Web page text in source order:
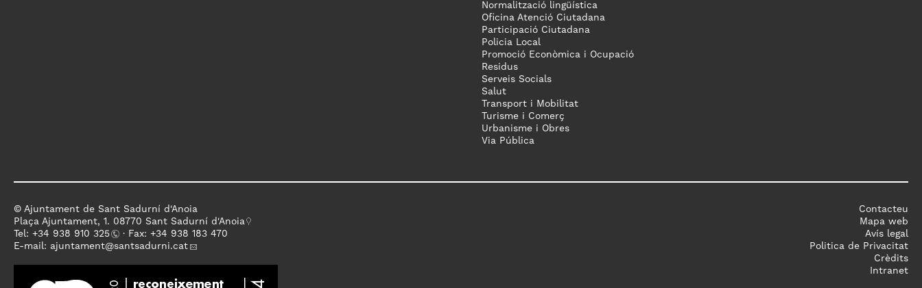
Normalització lingüística
Oficina Atenció Ciutadana
Participació Ciutadana
Policia Local
Promoció Econòmica i Ocupació
Residus
Serveis Socials
Salut
Transport i Mobilitat
Turisme i Comerç
Urbanisme i Obres
Via Pública
© Ajuntament de Sant Sadurní d'Anoia
Plaça Ajuntament, 1. 08770 Sant Sadurní d'Anoia
Tel: +34 938 910 325
· Fax: +34 938 183 470
E-mail: ajuntament@santsadurni.cat
Contacteu
Mapa web
Avís legal
Politica de Privacitat
Crèdits
Intranet